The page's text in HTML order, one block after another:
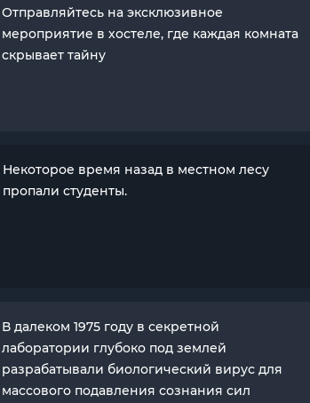
Отправляйтесь на эксклюзивное
мероприятие в хостеле, где каждая комната
скрывает тайну
Некоторое время назад в местном лесу
пропали студенты.
В далеком 1975 году в секретной
лаборатории глубоко под землей
разрабатывали биологический вирус для
массового подавления сознания сил